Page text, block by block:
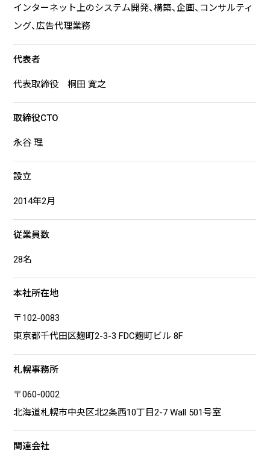
インターネット上のシステム開発、構築、企画、コンサルティ
ング、広告代理業務
代表者
代表取締役 桐田 寛之
取締役CTO
永谷 理
設立
2014年2月
従業員数
28名
本社所在地
〒102-0083
東京都千代田区麹町2-3-3 FDC麹町ビル 8F
札幌事務所
〒060-0002
北海道札幌市中央区北2条西10丁目2-7 Wall 501号室
関連会社